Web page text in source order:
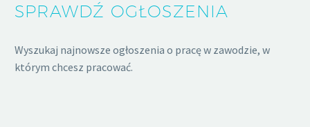
SPRAWDŹ OGŁOSZENIA
Wyszukaj najnowsze ogłoszenia o pracę w zawodzie, w
którym chcesz pracować.